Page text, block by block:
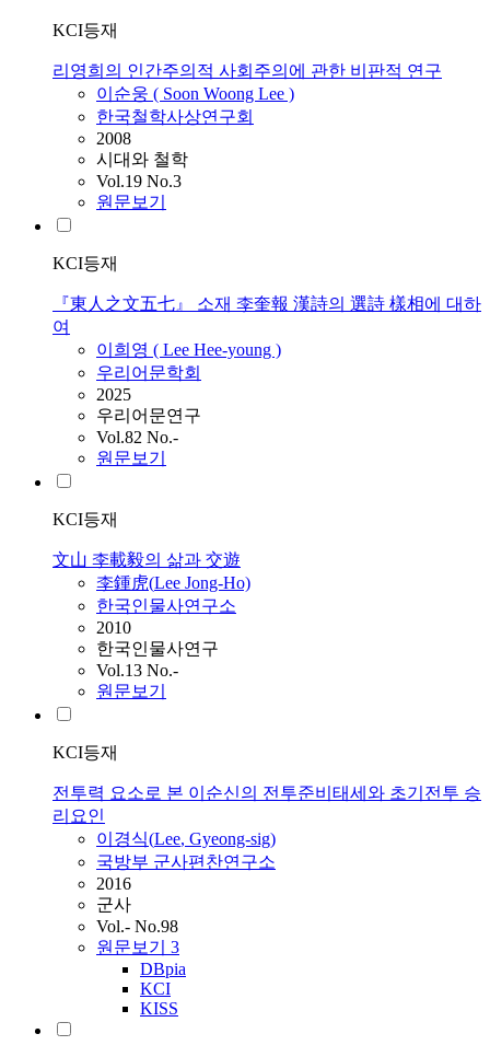
KCI등재
리영희의 인간주의적 사회주의에 관한 비판적 연구
이순웅 ( Soon Woong Lee )
한국철학사상연구회
2008
시대와 철학
Vol.19 No.3
원문보기
KCI등재
『東人之文五七』 소재 李奎報 漢詩의 選詩 樣相에 대하
여
이희영 ( Lee Hee-young )
우리어문학회
2025
우리어문연구
Vol.82 No.-
원문보기
KCI등재
文山 李載毅의 삶과 交遊
李鍾虎(Lee Jong-Ho)
한국인물사연구소
2010
한국인물사연구
Vol.13 No.-
원문보기
KCI등재
전투력 요소로 본 이순신의 전투준비태세와 초기전투 승
리요인
이경식(Lee, Gyeong-sig)
국방부 군사편찬연구소
2016
군사
Vol.- No.98
원문보기 3
DBpia
KCI
KISS